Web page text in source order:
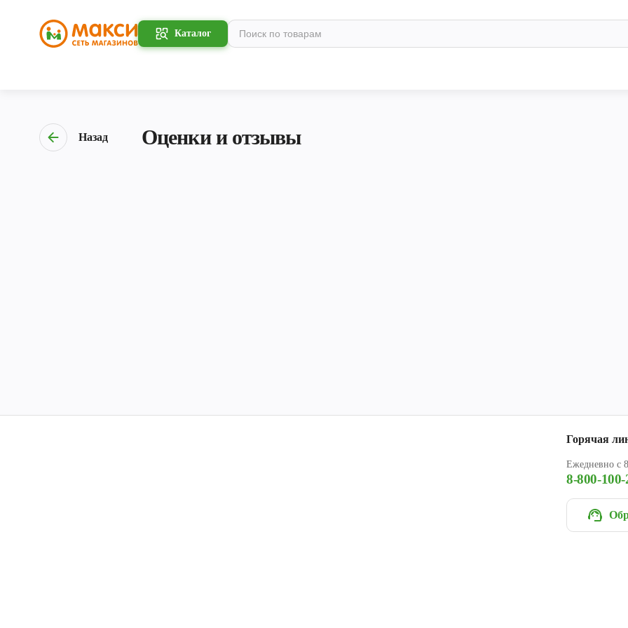
Каталог
Назад Оценки и отзывы
Горячая
Ежедневно с
8-800-100-